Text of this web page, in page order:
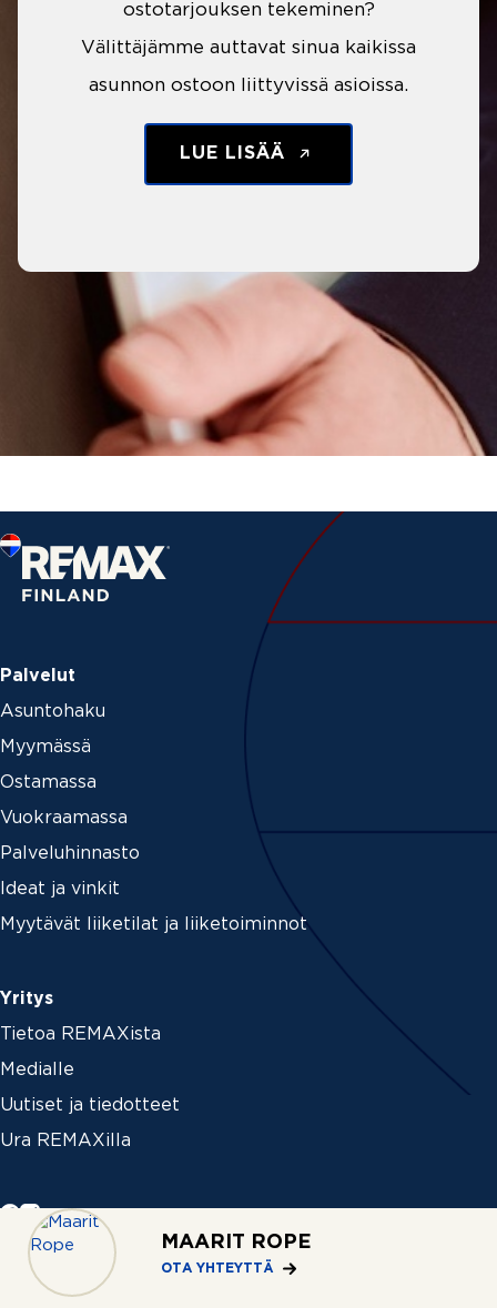
MAARIT ROPE
OTA YHTEYTTÄ
ostotarjouksen tekeminen?
Välittäjämme auttavat sinua kaikissa
asunnon ostoon liittyvissä asioissa.
LUE LISÄÄ
Palvelut
Asuntohaku
Myymässä
Ostamassa
Vuokraamassa
Palveluhinnasto
Ideat ja vinkit
Myytävät liiketilat ja liiketoiminnot
Yritys
Tietoa REMAXista
Medialle
Uutiset ja tiedotteet
Ura REMAXilla
Ota yhteyttä
Löydä välittäjä